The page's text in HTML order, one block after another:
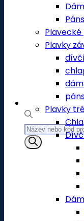
Products
search
Plavky
Plavky